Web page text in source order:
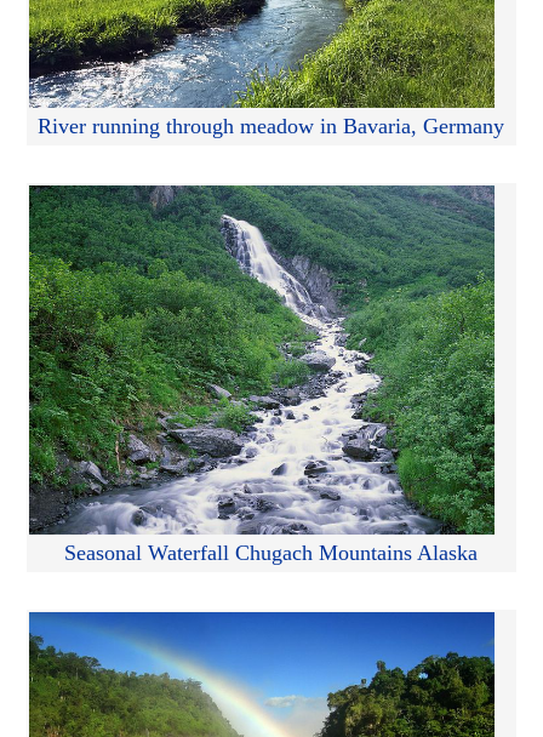
River running through meadow in Bavaria, Germany
Seasonal Waterfall Chugach Mountains Alaska